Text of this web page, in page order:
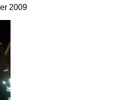
2009